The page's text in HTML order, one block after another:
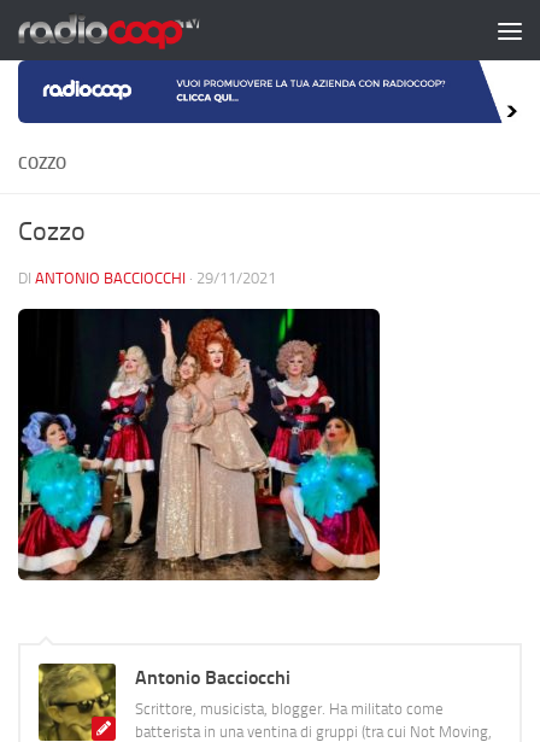
Salta al contenuto
COZZO
Cozzo
DI ANTONIO BACCIOCCHI · 29/11/2021
Antonio Bacciocchi
Scrittore, musicista, blogger. Ha militato come
batterista in una ventina di gruppi (tra cui Not Moving,